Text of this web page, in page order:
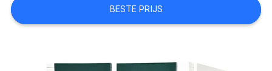
PRIVACY
POLICY
BESTE PRIJS